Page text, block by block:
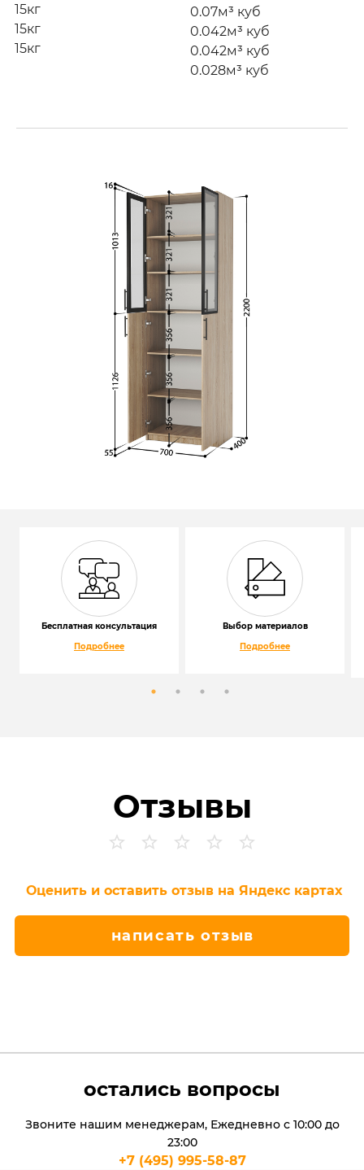
15кг
15кг
15кг
0.07м³ куб
0.042м³ куб
0.042м³ куб
0.028м³ куб
Бесплатная консультация
Подробнее
Выбор материалов
Подробнее
Отзывы
Оценить и оставить отзыв на Яндекс картах
написать отзыв
остались вопросы
Звоните нашим менеджерам, Ежедневно с 10:00 до
23:00
+7 (495) 995-58-87